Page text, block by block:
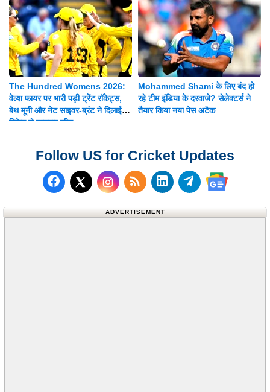
The Hundred Womens 2026:
वेल्श फायर पर भारी पड़ी ट्रेंट रॉकेट्स,
बेथ मूनी और नेट साइवर-ब्रंट ने दिलाई 8
विकेट से शानदार जीत
Mohammed Shami के लिए बंद हो
रहे टीम इंडिया के दरवाजे? सेलेक्टर्स ने
तैयार किया नया पेस अटैक
Follow US for Cricket Updates
Follow us on Facebook
Follow us on X (Twitter)
Subscribe to our RSS
Follow us on
Follow us on
Follow us
ADVERTISEMENT